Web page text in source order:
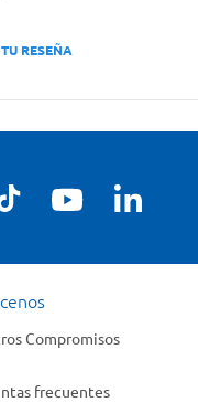
RESEÑA
Compromisos
frecuentes